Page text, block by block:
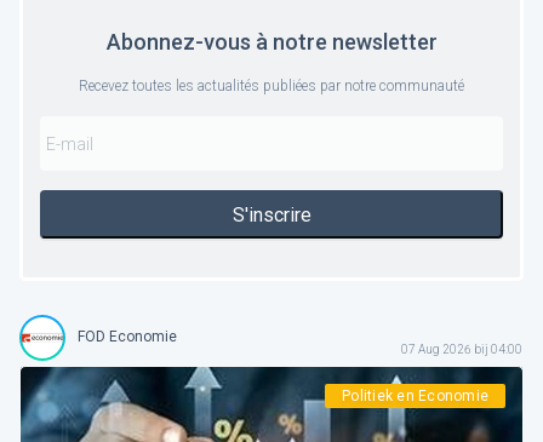
Abonnez-vous à notre newsletter
Recevez toutes les actualités publiées par notre communauté
S'inscrire
FOD Economie
07 Aug 2026 bij 04:00
Politiek en Economie